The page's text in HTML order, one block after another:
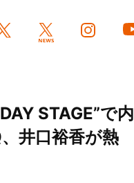
STAGE”で内
井口裕香が熱